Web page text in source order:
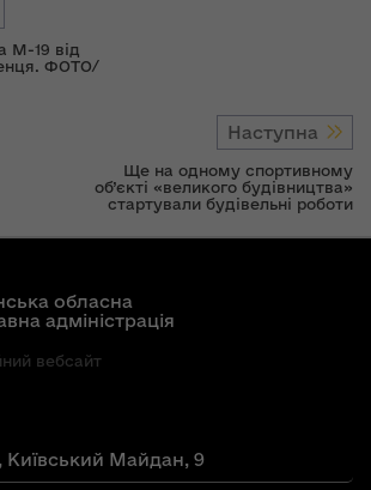
М-19 від
ФОТО/
Наступна
Ще на одному спортивному
об’єкті «великого будівництва»
стартували будівельні роботи
обласна
адміністрація
вебсайт
Київський Майдан, 9